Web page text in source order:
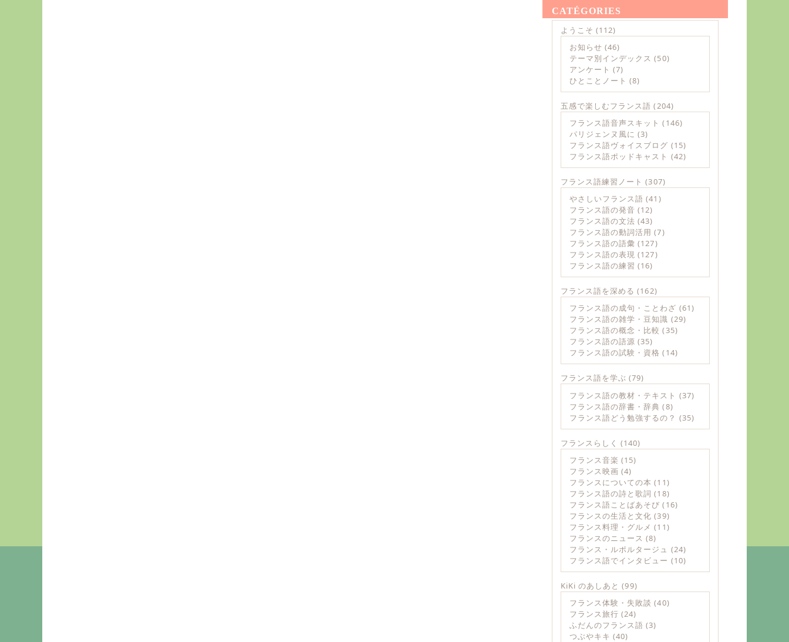
CATÉGORIES
ようこそ (112)
お知らせ (46)
テーマ別インデックス (50)
アンケート (7)
ひとことノート (8)
五感で楽しむフランス語 (204)
フランス語音声スキット (146)
パリジェンヌ風に (3)
フランス語ヴォイスブログ (15)
フランス語ポッドキャスト (42)
フランス語練習ノート (307)
やさしいフランス語 (41)
フランス語の発音 (12)
フランス語の文法 (43)
フランス語の動詞活用 (7)
フランス語の語彙 (127)
フランス語の表現 (127)
フランス語の練習 (16)
フランス語を深める (162)
フランス語の成句・ことわざ (61)
フランス語の雑学・豆知識 (29)
フランス語の概念・比較 (35)
フランス語の語源 (35)
フランス語の試験・資格 (14)
フランス語を学ぶ (79)
フランス語の教材・テキスト (37)
フランス語の辞書・辞典 (8)
フランス語どう勉強するの？ (35)
フランスらしく (140)
フランス音楽 (15)
フランス映画 (4)
フランスについての本 (11)
フランス語の詩と歌詞 (18)
フランス語ことばあそび (16)
フランスの生活と文化 (39)
フランス料理・グルメ (11)
フランスのニュース (8)
フランス・ルポルタージュ (24)
フランス語でインタビュー (10)
KiKi のあしあと (99)
フランス体験・失敗談 (40)
フランス旅行 (24)
ふだんのフランス語 (3)
つぶやキキ (40)